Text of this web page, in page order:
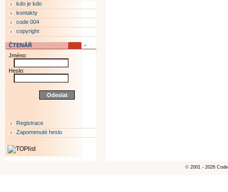
kdo je kdo
kontakty
code 004
copyright
ČTENÁŘ
Jméno:
Heslo:
Registrace
Zapomenuté heslo
© 2001 - 2026